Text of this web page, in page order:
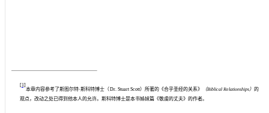
[1]
本章内容参考了斯图尔特·斯科特博士（Dr. Stuart Scott）所著的《合乎圣经的关系》 （Biblical Relationships）的
观点，改动之处已得到他本人的允许。斯科特博士是本书姊妹篇《敬虔的丈夫》的作者。